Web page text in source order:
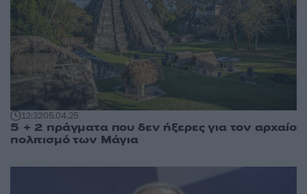
12:3205.04.25
5 + 2 πράγματα που δεν ήξερες για τον αρχαίο
πολιτισμό των Μάγια